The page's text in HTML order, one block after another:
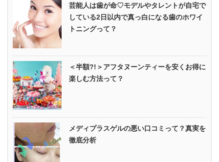
芸能人は歯が命♡モデルやタレントが自宅で
している2日以内で真っ白になる歯のホワイ
トニングって？
＜半額?!＞アフタヌーンティーを安くお得に
楽しむ方法って？
メディプラスゲルの悪い口コミって？真実を
徹底分析